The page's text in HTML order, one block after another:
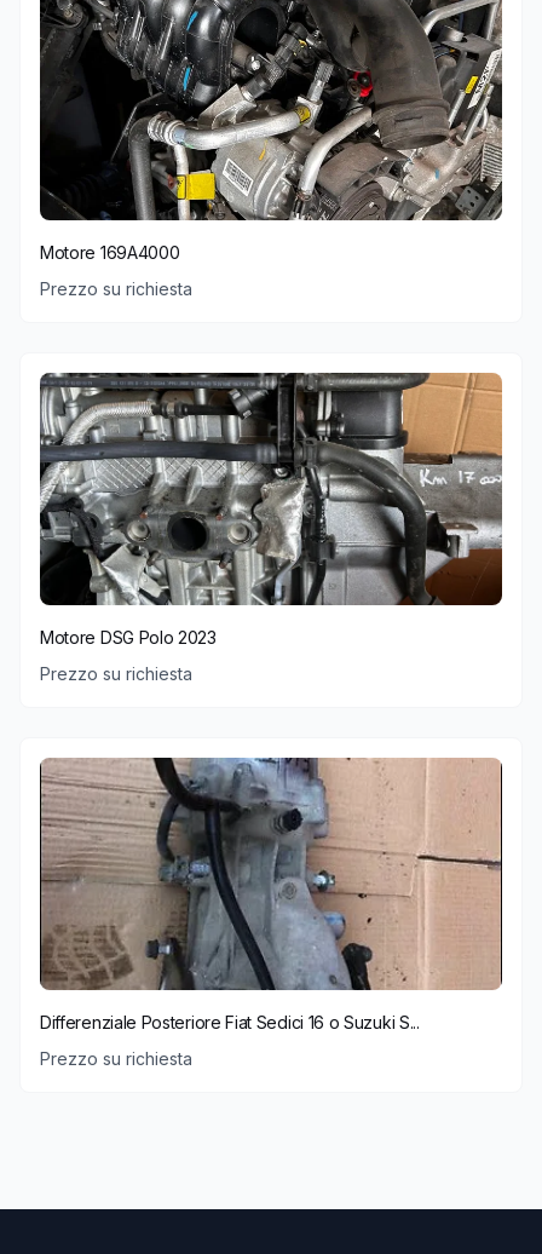
Motore 169A4000
Prezzo su richiesta
Motore DSG Polo 2023
Prezzo su richiesta
Differenziale Posteriore Fiat Sedici 16 o Suzuki S...
Prezzo su richiesta